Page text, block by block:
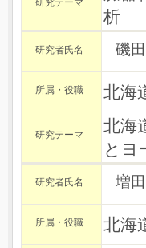
研究テーマ
析
研究者氏名 磯
所属・役職 北海
研究テーマ
北海
とヨ
研究者氏名 増
所属・役職 北海